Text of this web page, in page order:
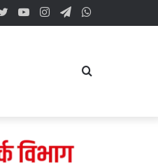
Telegram
Instagram
YouTube
Twitter
Search